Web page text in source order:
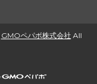
GMOペパボ株式会社 All